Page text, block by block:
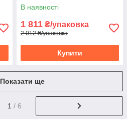
В наявності
1 811 ₴/упаковка
2 012 ₴/упаковка
Купити
Показати ще
1 / 6